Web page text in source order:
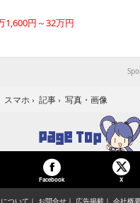
1,600円～32万円
スマホ › 記事 › 写真・画像
Facebook X